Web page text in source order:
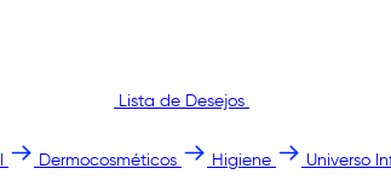
Lista de Desejos
Dermocosméticos Higiene Universo